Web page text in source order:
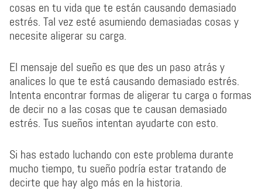
cosas en tu vida que te están causando demasiado
estrés. Tal vez esté asumiendo demasiadas cosas y
necesite aligerar su carga.
El mensaje del sueño es que des un paso atrás y
analices lo que te está causando demasiado estrés.
Intenta encontrar formas de aligerar tu carga o formas
de decir no a las cosas que te causan demasiado
estrés. Tus sueños intentan ayudarte con esto.
Si has estado luchando con este problema durante
mucho tiempo, tu sueño podría estar tratando de
decirte que hay algo más en la historia.